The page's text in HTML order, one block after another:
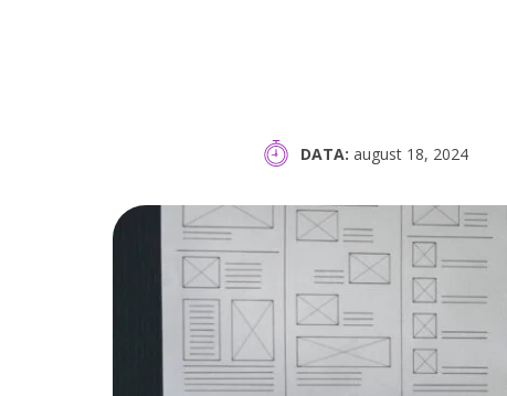
DATA august 18, 2024